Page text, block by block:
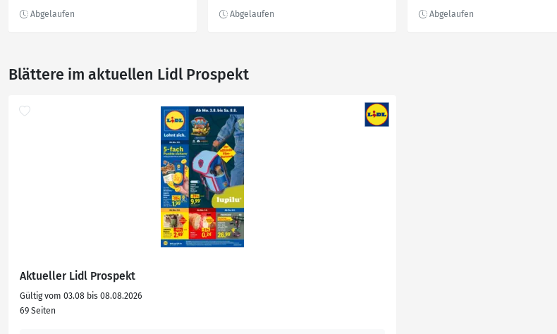
Blättere im aktuellen Lidl Prospekt
Aktueller Lidl Prospekt
Gültig vom 03.08 bis 08.08.2026
69 Seiten